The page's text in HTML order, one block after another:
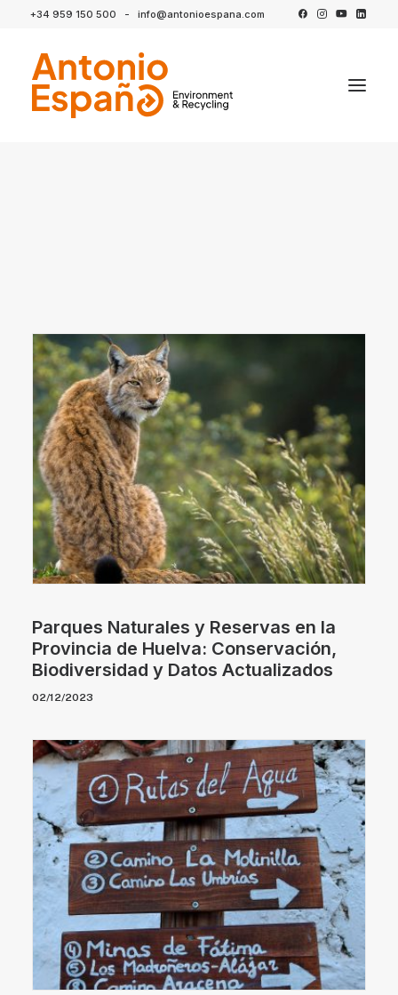
+34 959 150 500 - info@antonioespana.com
Parques Naturales y Reservas en la
Provincia de Huelva: Conservación,
Biodiversidad y Datos Actualizados
02/12/2023